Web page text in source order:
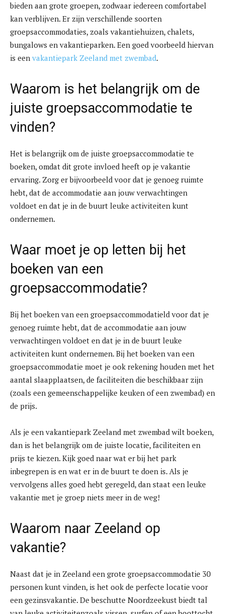
bieden aan grote groepen, zodwaar iedereen comfortabel
kan verblijven. Er zijn verschillende soorten
groepsaccommodaties, zoals vakantiehuizen, chalets,
bungalows en vakantieparken. Een goed voorbeeld hiervan
is een vakantiepark Zeeland met zwembad.
Waarom is het belangrijk om de
juiste groepsaccommodatie te
vinden?
Het is belangrijk om de juiste groepsaccommodatie te
boeken, omdat dit grote invloed heeft op je vakantie
ervaring. Zorg er bijvoorbeeld voor dat je genoeg ruimte
hebt, dat de accommodatie aan jouw verwachtingen
voldoet en dat je in de buurt leuke activiteiten kunt
ondernemen.
Waar moet je op letten bij het
boeken van een
groepsaccommodatie?
Bij het boeken van een groepsaccommodatield voor dat je
genoeg ruimte hebt, dat de accommodatie aan jouw
verwachtingen voldoet en dat je in de buurt leuke
activiteiten kunt ondernemen. Bij het boeken van een
groepsaccommodatie moet je ook rekening houden met het
aantal slaapplaatsen, de faciliteiten die beschikbaar zijn
(zoals een gemeenschappelijke keuken of een zwembad) en
de prijs.
Als je een vakantiepark Zeeland met zwembad wilt boeken,
dan is het belangrijk om de juiste locatie, faciliteiten en
prijs te kiezen. Kijk goed naar wat er bij het park
inbegrepen is en wat er in de buurt te doen is. Als je
vervolgens alles goed hebt geregeld, dan staat een leuke
vakantie met je groep niets meer in de weg!
Waarom naar Zeeland op
vakantie?
Naast dat je in Zeeland een grote groepsaccommodatie 30
personen kunt vinden, is het ook de perfecte locatie voor
een gezinsvakantie. De beschutte Noordzeekust biedt tal